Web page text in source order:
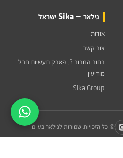
גילאר — Sika ישראל
אודות
צור קשר
רחוב החרוב 3, פארק תעשיות חבל
מודיעין
Sika Group
© כל הזכויות שמורות לגילאר בע"מ